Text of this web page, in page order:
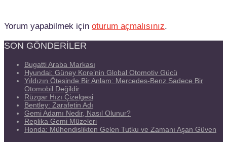
Yorum yapabilmek için oturum açmalısınız.
SON GÖNDERILER
Bugatti Araba Markası
Hyundai: Güney Kore’nin Global Otomotiv Gücü
Yıldızın Ötesinde Bir Anlam: Mercedes-Benz Sadece Bir
Otomobil Değildir
Rüzgar Hızı Çizelgesi
Bentley: Zarafetin Adı
Gemi Adamı Nedir, Nasıl Olunur?
Replika Gemi Müzeleri
Honda: Mühendislikten Gelen Tutku ve Zamanı Aşan Güven